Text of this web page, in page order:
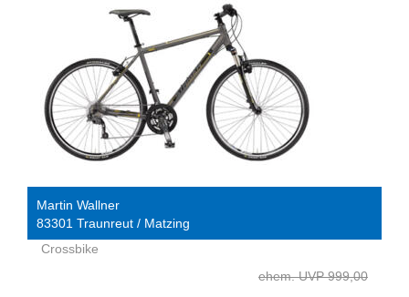
Martin Wallner
83301 Traunreut / Matzing
Crossbike
ehem. UVP 999,00